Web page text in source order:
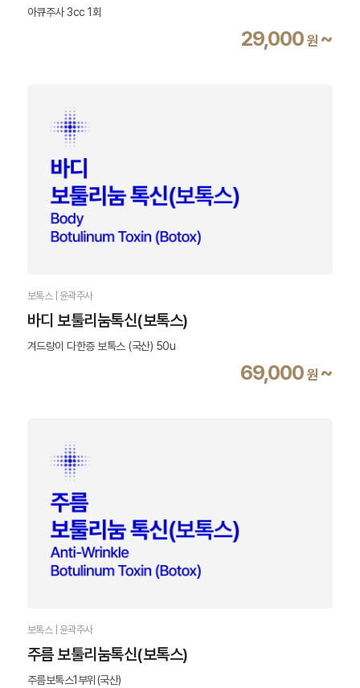
아큐주사 3cc 1회
29,000 원 ~
보톡스 | 윤곽주사
바디 보툴리눔톡신(보톡스)
겨드랑이 다한증 보톡스 (국산) 50u
69,000 원 ~
보톡스 | 윤곽주사
주름 보툴리눔톡신(보톡스)
주름보톡스1부위(국산)